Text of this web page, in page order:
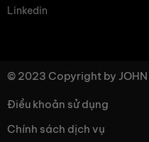
Linkedin
© 2023 Copyright by
Điều khoản sử dụng
Chính sách dịch vụ